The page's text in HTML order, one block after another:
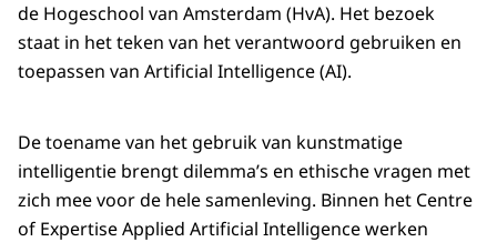
de Hogeschool van Amsterdam (HvA). Het bezoek
staat in het teken van het verantwoord gebruiken en
toepassen van Artificial Intelligence(AI).
De toename van het gebruik van kunstmatige
intelligentie brengt dilemma’s en ethische vragen met
zich mee voor de hele samenleving. Binnen het Centre
of Expertise Applied Artificial Intelligencewerken